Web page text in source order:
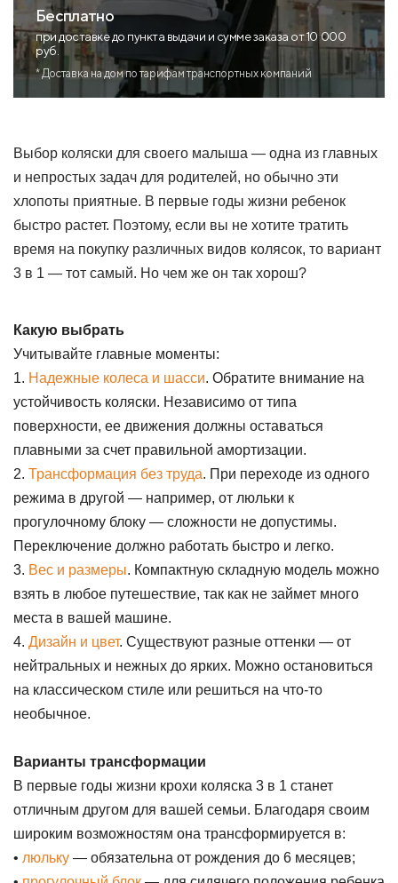
Бесплатно
при доставке до пункта выдачи и сумме заказа от 10 000
руб.
* Доставка на дом по тарифам транспортных компаний
Выбор коляски для своего малыша — одна из главных
и непростых задач для родителей, но обычно эти
хлопоты приятные. В первые годы жизни ребенок
быстро растет. Поэтому, если вы не хотите тратить
время на покупку различных видов колясок, то вариант
3 в 1 — тот самый. Но чем же он так хорош?
Какую выбрать
Учитывайте главные моменты:
1. Надежные колеса и шасси. Обратите внимание на
устойчивость коляски. Независимо от типа
поверхности, ее движения должны оставаться
плавными за счет правильной амортизации.
2. Трансформация без труда. При переходе из одного
режима в другой — например, от люльки к
прогулочному блоку — сложности не допустимы.
Переключение должно работать быстро и легко.
3. Вес и размеры. Компактную складную модель можно
взять в любое путешествие, так как не займет много
места в вашей машине.
4. Дизайн и цвет. Существуют разные оттенки — от
нейтральных и нежных до ярких. Можно остановиться
на классическом стиле или решиться на что-то
необычное.
Варианты трансформации
В первые годы жизни крохи коляска 3 в 1 станет
отличным другом для вашей семьи. Благодаря своим
широким возможностям она трансформируется в:
• люльку — обязательна от рождения до 6 месяцев;